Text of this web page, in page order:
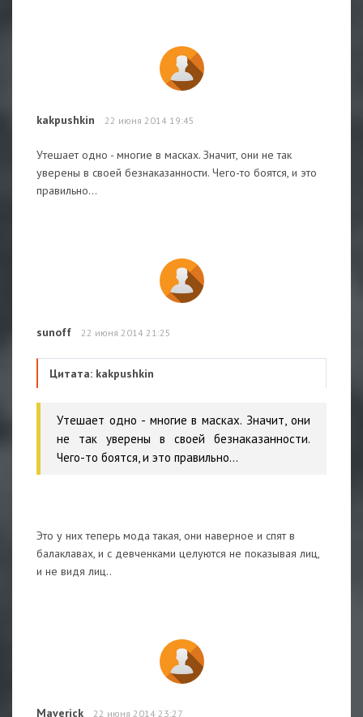
kakpushkin 22 июня 2014 19:45
Утешает одно - многие в масках. Значит, они не так
уверены в своей безнаказанности. Чего-то боятся, и это
правильно...
sunoff 22 июня 2014 21:25
Цитата: kakpushkin
Утешает одно - многие в масках. Значит, они
не так уверены в своей безнаказанности.
Чего-то боятся, и это правильно...
Это у них теперь мода такая, они наверное и спят в
балаклавах, и с девченками целуются не показывая лиц,
и не видя лиц..
Maverick 22 июня 2014 23:27